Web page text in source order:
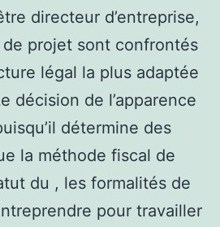
directeur d’entreprise,
projet sont confrontés
légal la plus adaptée
décision de l’apparence
détermine des
la méthode fiscal de
du , les formalités de
pour travailler